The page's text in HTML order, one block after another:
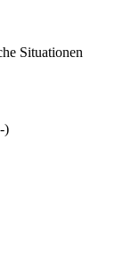
Situationen